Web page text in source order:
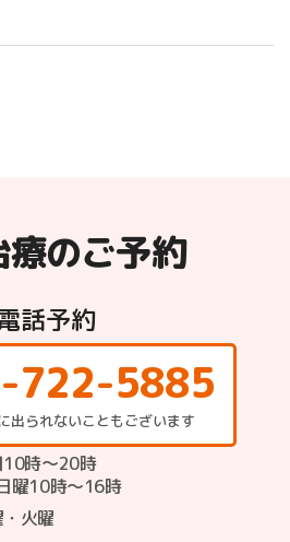
のご予約
話予約
722-5885
出られないこともございます
10時～20時
曜10時〜16時
火曜